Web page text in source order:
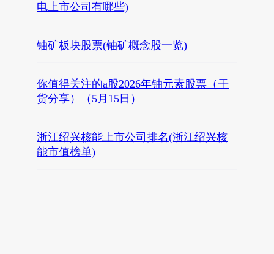
电上市公司有哪些)
铀矿板块股票(铀矿概念股一览)
你值得关注的a股2026年铀元素股票（干
货分享）（5月15日）
浙江绍兴核能上市公司排名(浙江绍兴核
能市值榜单)